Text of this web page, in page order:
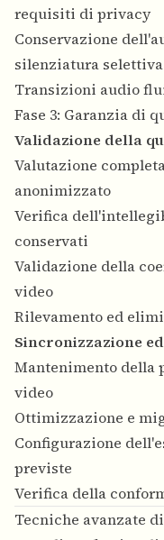
requisiti di privacy
Conservazione
silenziatura selettiva
Transizioni audio
Fase 3: Garanzia di
Validazione della
Valutazione
anonimizzato
Verifica
conservati
Validazione della
video
Rilevamento ed
Sincronizzazione
Mantenimento della
video
Ottimizzazione e
Configurazione
previste
Verifica della
Tecniche avanzate